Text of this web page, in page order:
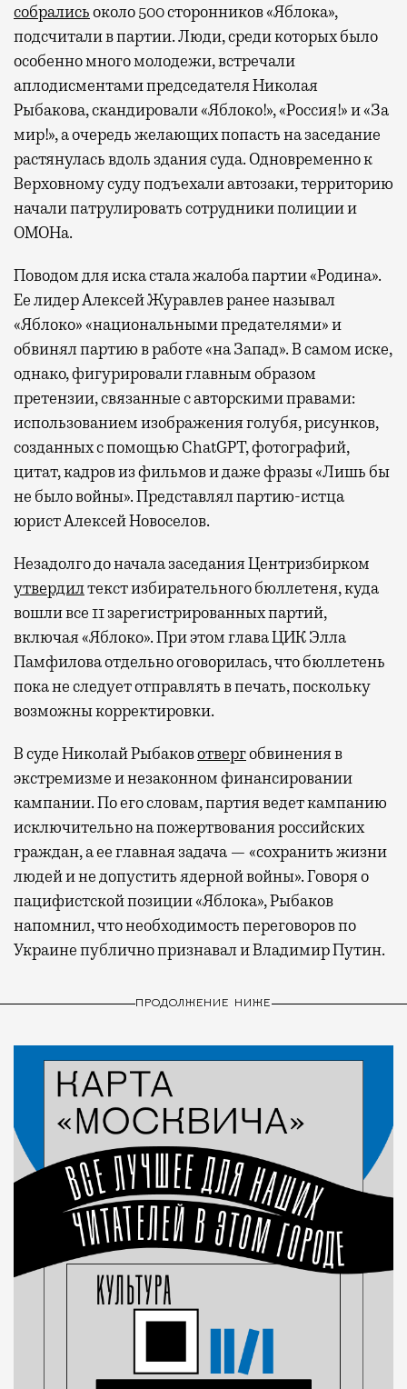
Современный путешественник часто берет
с собой не только чемодан, но и ноутбук.
А ожидание рейса все чаще превращается
не в потерянное время, а в возможность
спокойно закончить дела или спланировать
активности в путешествии, например
забронировать нужные билеты и рестораны.
Бизнес-зал становится местом, где можно
провести переговоры, поработать или просто
выпить кофе, наблюдая сквозь панорамные
окна за тем, как взлетают и садятся
самолеты. В Москве нет недостатка
в лаунжах. В аэропортах их обычно
несколько — в разных зонах воздушных
гаваней. На некоторых вокзалах — тоже.
Лаунжи доступны на Ленинградском,
Павелецком, Казанском, Ярославском
и Курском вокзалах.
могут держатели карт Mir Supreme. Причем
не только в столице. Всего доступно более
1000 бизнес-залов по всему миру.
собралисьоколо 500 сторонников «Яблока»,
подсчитали в партии. Люди, среди которых было
особенно много молодежи, встречали
аплодисментами председателя Николая
Рыбакова, скандировали «Яблоко!», «Россия!» и «За
мир!», а очередь желающих попасть на заседание
растянулась вдоль здания суда. Одновременно к
Верховному суду подъехали автозаки, территорию
начали патрулировать сотрудники полиции и
ОМОНа.
Поводом для иска стала жалоба партии «Родина».
Ее лидер Алексей Журавлев ранее называл
«Яблоко» «национальными предателями» и
обвинял партию в работе «на Запад». В самом иске,
однако, фигурировали главным образом
претензии, связанные с авторскими правами:
использованием изображения голубя, рисунков,
созданных с помощью ChatGPT, фотографий,
цитат, кадров из фильмов и даже фразы «Лишь бы
не было войны». Представлял партию-истца
юрист Алексей Новоселов.
Незадолго до начала заседания Центризбирком
утвердилтекст избирательного бюллетеня, куда
вошли все 11 зарегистрированных партий,
включая «Яблоко». При этом глава ЦИК Элла
Памфилова отдельно оговорилась, что бюллетень
пока не следует отправлять в печать, поскольку
возможны корректировки.
В суде Николай Рыбаковотвергобвинения в
экстремизме и незаконном финансировании
кампании. По его словам, партия ведет кампанию
исключительно на пожертвования российских
граждан, а ее главная задача — «сохранить жизни
людей и не допустить ядерной войны». Говоря о
пацифистской позиции «Яблока», Рыбаков
напомнил, что необходимость переговоров по
Украине публично признавал и Владимир Путин.
ПРОДОЛЖЕНИЕ НИЖЕ